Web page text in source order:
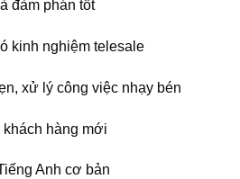
đàm phán tốt
kinh nghiệm telesale
xử lý công việc nhạy bén
khách hàng mới
Anh cơ bản